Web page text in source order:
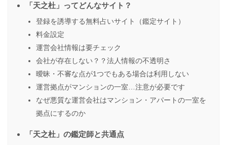
「天之杜」ってどんなサイト？
登録を誘導する無料占いサイト（鑑定サイト）
料金設定
運営会社情報は要チェック
会社が存在しない？？法人情報の不透明さ
曖昧・不審な点が1つでもある場合は利用しない
運営拠点がマンションの一室…注意が必要です
なぜ悪質な運営会社はマンション・アパートの一室を
拠点にするのか
「天之杜」の鑑定師と共通点